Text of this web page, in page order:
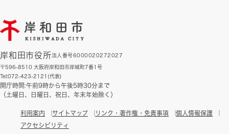
岸和田市役所法人番号6000020272027
〒596-8510 大阪府岸和田市岸城町7番1号
Tel:072-423-2121(代表)
開庁時間:午前9時から午後5時30分まで
（土曜日、日曜日、祝日、年末年始除く）
利用案内 サイトマップ リンク・著作権・免責事項
個人情報保護
アクセシビリティ